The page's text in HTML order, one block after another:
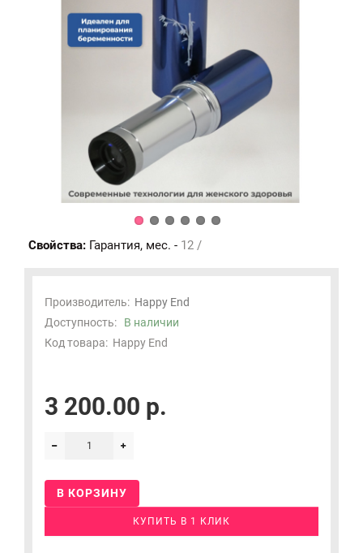
Свойства: Гарантия, мес. - 12 /
Производитель: Happy End
Доступность: В наличии
Код товара: Happy End
3 200.00 р.
В КОРЗИНУ
КУПИТЬ В 1 КЛИК